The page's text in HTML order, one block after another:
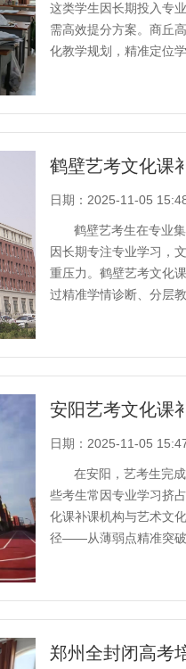
这类学生因长期投入专
需高效提分方案。商丘
化教学规划，精准定位学
日期：2025-11-05
鹤壁艺考生在专业
因长期专注专业学习，
重压力。鹤壁艺考文化
过精准学情诊断、分层教
日期：2025-11-05
在安阳，艺考生完
些考生常因专业学习挤
化课补课机构与艺术文
径——从薄弱点精准突破